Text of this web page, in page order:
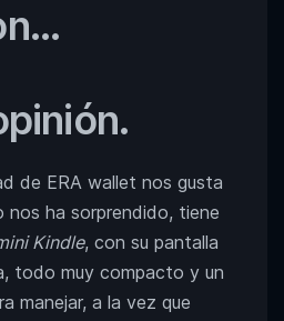
de ERA wallet nos gusta
nos ha sorprendido, tiene
Kindle, con su pantalla
todo muy compacto y un
manejar, a la vez que